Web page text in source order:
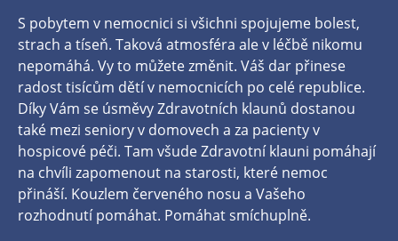
S pobytem v nemocnici si všichni spojujeme bolest,
strach a tíseň. Taková atmosféra ale v léčbě nikomu
nepomáhá. Vy to můžete změnit. Váš dar přinese
radost tisícům dětí v nemocnicích po celé republice.
Díky Vám se úsměvy Zdravotních klaunů dostanou
také mezi seniory v domovech a za pacienty v
hospicové péči. Tam všude Zdravotní klauni pomáhají
na chvíli zapomenout na starosti, které nemoc
přináší. Kouzlem červeného nosu a Vašeho
rozhodnutí pomáhat. Pomáhat smíchuplně.